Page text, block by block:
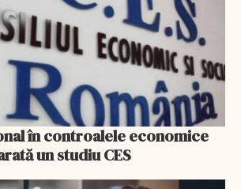
în controalele economice
un studiu CES